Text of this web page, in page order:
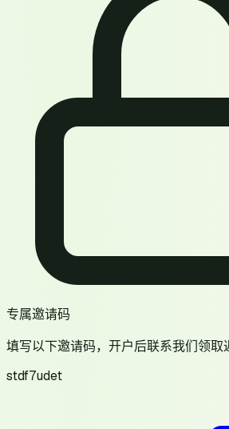
专属邀请码
填写以下邀请码，开户后联系我们领取
stdf7udet